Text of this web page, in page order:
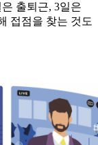
출퇴근, 3일은
접점을 찾는 것도